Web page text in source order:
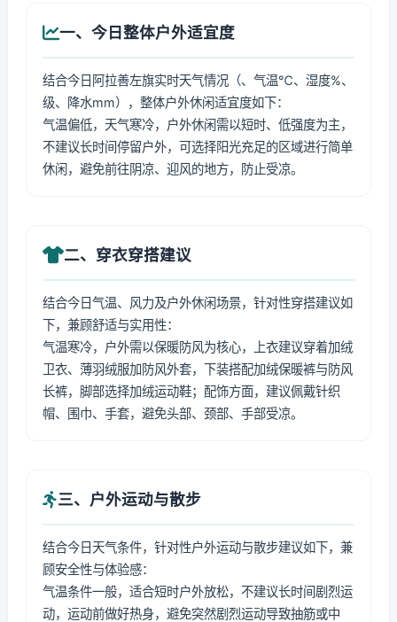
一、今日整体户外适宜度
结合今日阿拉善左旗实时天气情况（、气温℃、湿度%、
级、降水mm），整体户外休闲适宜度如下：
气温偏低，天气寒冷，户外休闲需以短时、低强度为主，
不建议长时间停留户外，可选择阳光充足的区域进行简单
休闲，避免前往阴凉、迎风的地方，防止受凉。
二、穿衣穿搭建议
结合今日气温、风力及户外休闲场景，针对性穿搭建议如
下，兼顾舒适与实用性：
气温寒冷，户外需以保暖防风为核心，上衣建议穿着加绒
卫衣、薄羽绒服加防风外套，下装搭配加绒保暖裤与防风
长裤，脚部选择加绒运动鞋；配饰方面，建议佩戴针织
帽、围巾、手套，避免头部、颈部、手部受凉。
三、户外运动与散步
结合今日天气条件，针对性户外运动与散步建议如下，兼
顾安全性与体验感：
气温条件一般，适合短时户外放松，不建议长时间剧烈运
动，运动前做好热身，避免突然剧烈运动导致抽筋或中